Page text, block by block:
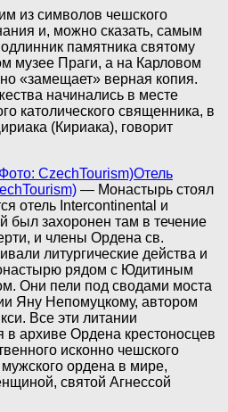
из символов чешского
и, можно сказать, самым
памятника святому
музее Праги, а на Карловом
«замещает» верная копия.
начинались в месте
католического священника, в
(Кириака), говорит
Отель
— Монастырь стоял
отель Intercontinental и
был захоронен там в течение
и члены Ордена св.
литургические действа и
рядом с Юдитиным
Они пели под сводами моста
Яну Непомуцкому, автором
Все эти литании
в архиве Ордена крестоносцев
исконно чешского
ордена в мире,
святой Агнессой